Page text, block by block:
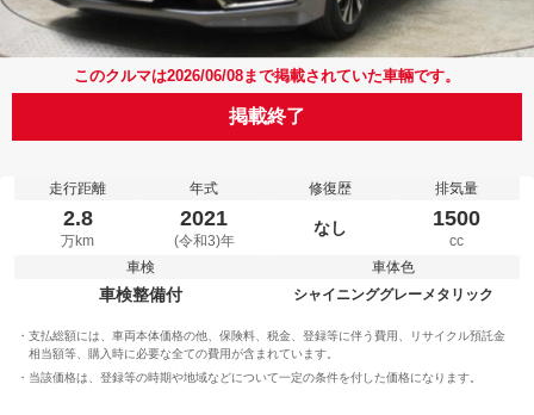
このクルマは2026/06/08まで掲載されていた車輛です。
掲載終了
走行距離
2.8
万km
年式
2021
(令和3)年
修復歴
なし
排気量
1500
cc
車検
車検整備付
車体色
シャイニンググレーメタリック
支払総額には、車両本体価格の他、保険料、税金、登録等に伴う費用、リサイクル預託金
相当額等、購入時に必要な全ての費用が含まれています。
当該価格は、登録等の時期や地域などについて一定の条件を付した価格になります。